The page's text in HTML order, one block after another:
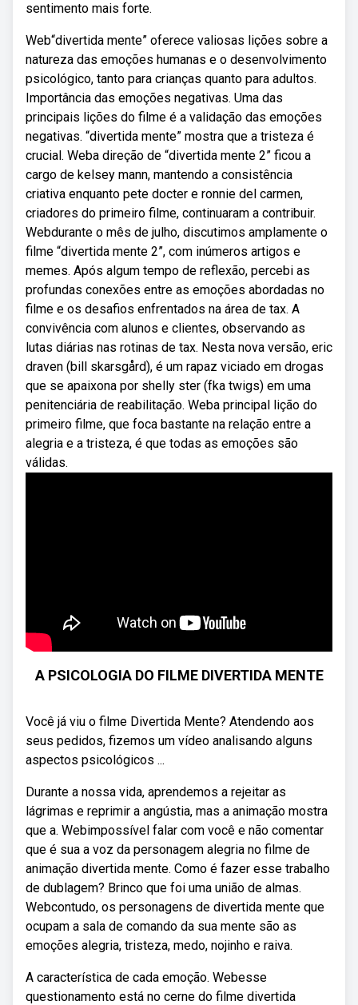
sentimento mais forte.
Web“divertida mente” oferece valiosas lições sobre a
natureza das emoções humanas e o desenvolvimento
psicológico, tanto para crianças quanto para adultos.
Importância das emoções negativas. Uma das
principais lições do filme é a validação das emoções
negativas. “divertida mente” mostra que a tristeza é
crucial. Weba direção de “divertida mente 2” ficou a
cargo de kelsey mann, mantendo a consistência
criativa enquanto pete docter e ronnie del carmen,
criadores do primeiro filme, continuaram a contribuir.
Webdurante o mês de julho, discutimos amplamente o
filme “divertida mente 2”, com inúmeros artigos e
memes. Após algum tempo de reflexão, percebi as
profundas conexões entre as emoções abordadas no
filme e os desafios enfrentados na área de tax. A
convivência com alunos e clientes, observando as
lutas diárias nas rotinas de tax. Nesta nova versão, eric
draven (bill skarsgård), é um rapaz viciado em drogas
que se apaixona por shelly ster (fka twigs) em uma
penitenciária de reabilitação. Weba principal lição do
primeiro filme, que foca bastante na relação entre a
alegria e a tristeza, é que todas as emoções são
válidas.
A PSICOLOGIA DO FILME DIVERTIDA MENTE
Você já viu o filme Divertida Mente? Atendendo aos
seus pedidos, fizemos um vídeo analisando alguns
aspectos psicológicos ...
Durante a nossa vida, aprendemos a rejeitar as
lágrimas e reprimir a angústia, mas a animação mostra
que a. Webimpossível falar com você e não comentar
que é sua a voz da personagem alegria no filme de
animação divertida mente. Como é fazer esse trabalho
de dublagem? Brinco que foi uma união de almas.
Webcontudo, os personagens de divertida mente que
ocupam a sala de comando da sua mente são as
emoções alegria, tristeza, medo, nojinho e raiva.
A característica de cada emoção. Webesse
questionamento está no cerne do filme divertida